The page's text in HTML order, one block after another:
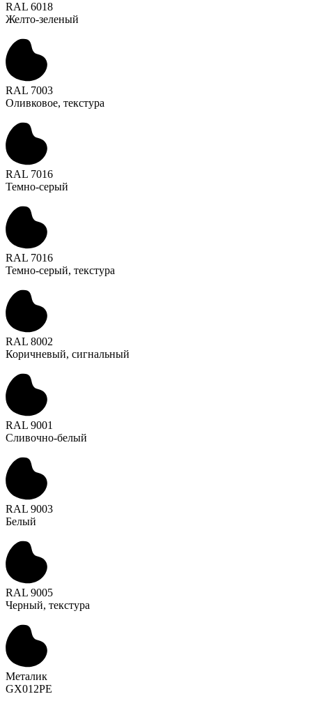
RAL 6018
Желто-зеленый
RAL 7003
Оливковое, текстура
RAL 7016
Темно-серый
RAL 7016
Темно-серый, текстура
RAL 8002
Коричневый, сигнальный
RAL 9001
Сливочно-белый
RAL 9003
Белый
RAL 9005
Черный, текстура
Металик
GX012PE